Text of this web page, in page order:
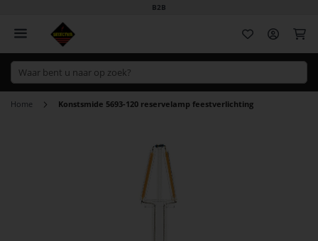
B2B
Home Konstsmide 5693-120 reservelamp feestverlichting